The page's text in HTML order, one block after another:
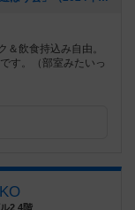
飲食持込み自由。
す。（部室みたいっ
2 4階